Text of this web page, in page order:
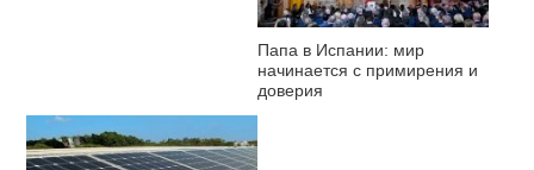
Папа в Испании: мир
начинается с примирения и
доверия